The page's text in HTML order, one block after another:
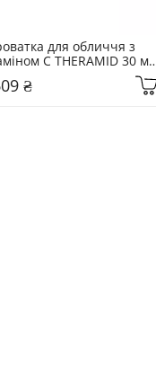
для обличчя з
C THERAMID 30 мл
₴